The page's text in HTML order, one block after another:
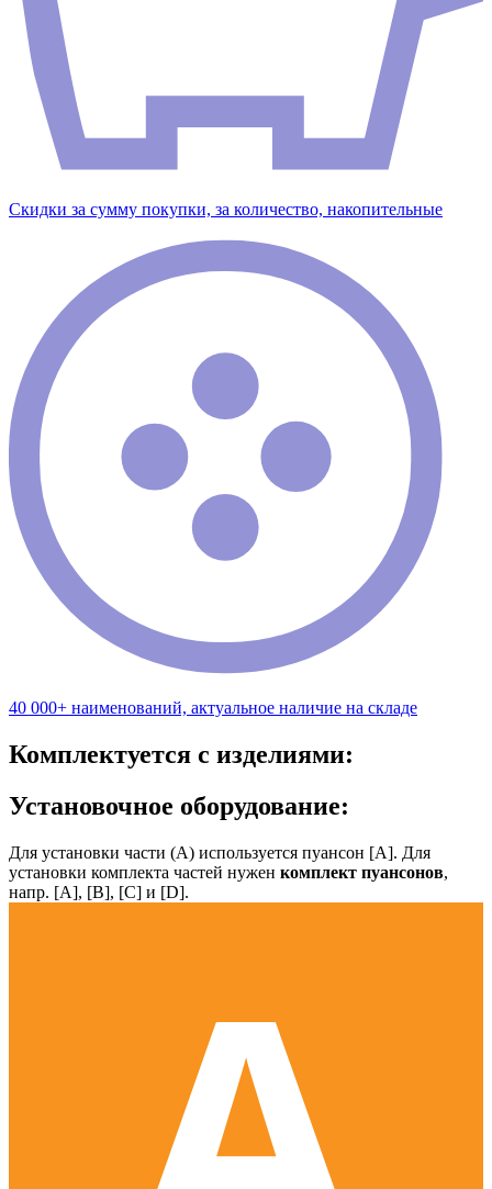
Скидки за сумму покупки, за количество, накопительные
40 000+ наименований, актуальное наличие на складе
Комплектуется с изделиями:
Установочное оборудование:
Для установки части (А) используется пуансон [А]. Для
установки комплекта частей нужен комплект пуансонов,
напр. [А], [B], [С] и [D].